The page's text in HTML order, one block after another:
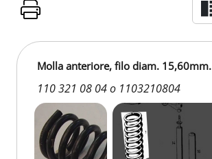
Molla anteriore, filo diam. 15,60mm.
110 321 08 04 o 1103210804